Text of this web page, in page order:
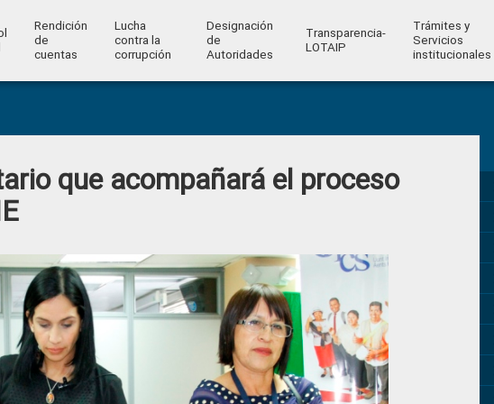
Rendición
de
cuentas
Lucha
contra la
corrupción
Designación
de
Autoridades
Transparencia-
LOTAIP
Trámites y
Servicios
institucionales
que acompañará el proceso